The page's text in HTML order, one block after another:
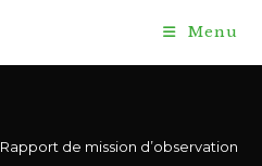
Menu
Rapport de mission d’observation